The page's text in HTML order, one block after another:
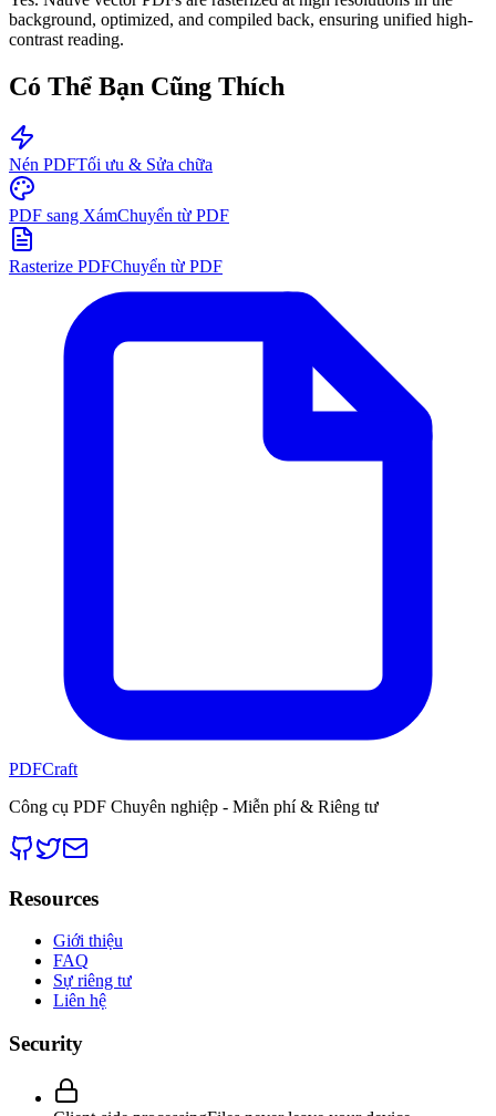
background, optimized, and compiled back, ensuring unified high-
contrast reading.
Có Thể Bạn Cũng Thích
Nén PDFTối ưu & Sửa chữa
PDF sang XámChuyển từ PDF
Rasterize PDFChuyển từ PDF
PDFCraft
Công cụ PDF Chuyên nghiệp - Miễn phí & Riêng tư
Resources
Giới thiệu
FAQ
Sự riêng tư
Liên hệ
Security